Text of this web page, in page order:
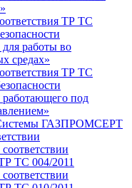
ТР ТС
работы во
средах»
ТР ТС
работающего под
ГАЗПРОМСЕРТ
ТС 004/2011